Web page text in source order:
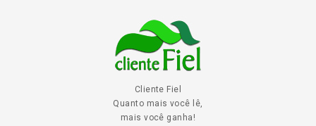
Cliente Fiel
Quanto mais você lê,
mais você ganha!